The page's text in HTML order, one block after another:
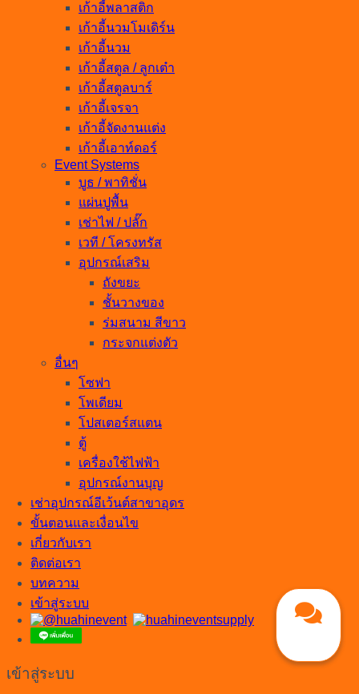
เก้าอี้พลาสติก
เก้าอี้นวมโมเดิร์น
เก้าอี้นวม
เก้าอี้สตูล / ลูกเต๋า
เก้าอี้สตูลบาร์
เก้าอี้เจรจา
เก้าอี้จัดงานแต่ง
เก้าอี้เอาท์ดอร์
Event Systems
บูธ / พาทิชั่น
แผ่นปูพื้น
เช่าไฟ / ปลั๊ก
เวที / โครงทรัส
อุปกรณ์เสริม
ถังขยะ
ชั้นวางของ
ร่มสนาม สีขาว
กระจกแต่งตัว
อื่นๆ
โซฟา
โพเดียม
โปสเตอร์สแตน
ตู้
เครื่องใช้ไฟฟ้า
อุปกรณ์งานบุญ
เช่าอุปกรณ์อีเว้นต์สาขาอุดร
ขั้นตอนและเงื่อนไข
เกี่ยวกับเรา
ติดต่อเรา
บทความ
เข้าสู่ระบบ
เข้าสู่ระบบ